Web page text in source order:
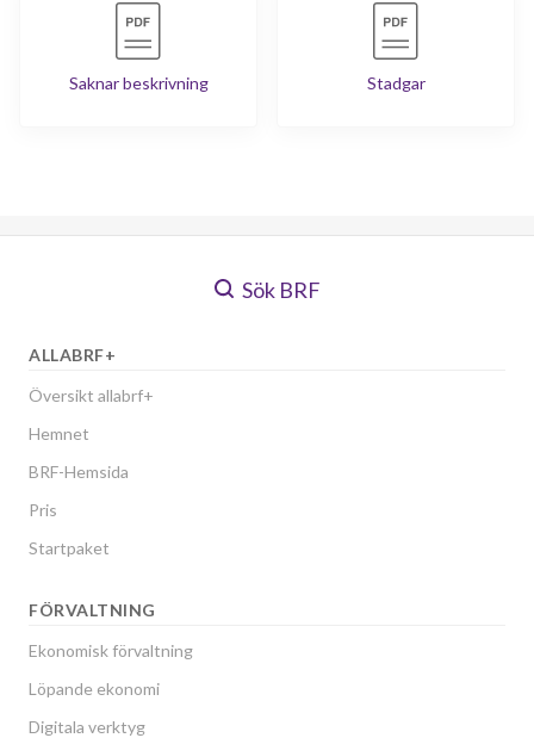
Saknar beskrivning Stadgar
Sök BRF
ALLABRF+
Översikt allabrf+
Hemnet
BRF-Hemsida
Pris
Startpaket
FÖRVALTNING
Ekonomisk förvaltning
Löpande ekonomi
Digitala verktyg